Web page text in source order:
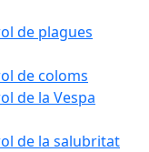
de plagues
de coloms
de la Vespa
de la salubritat